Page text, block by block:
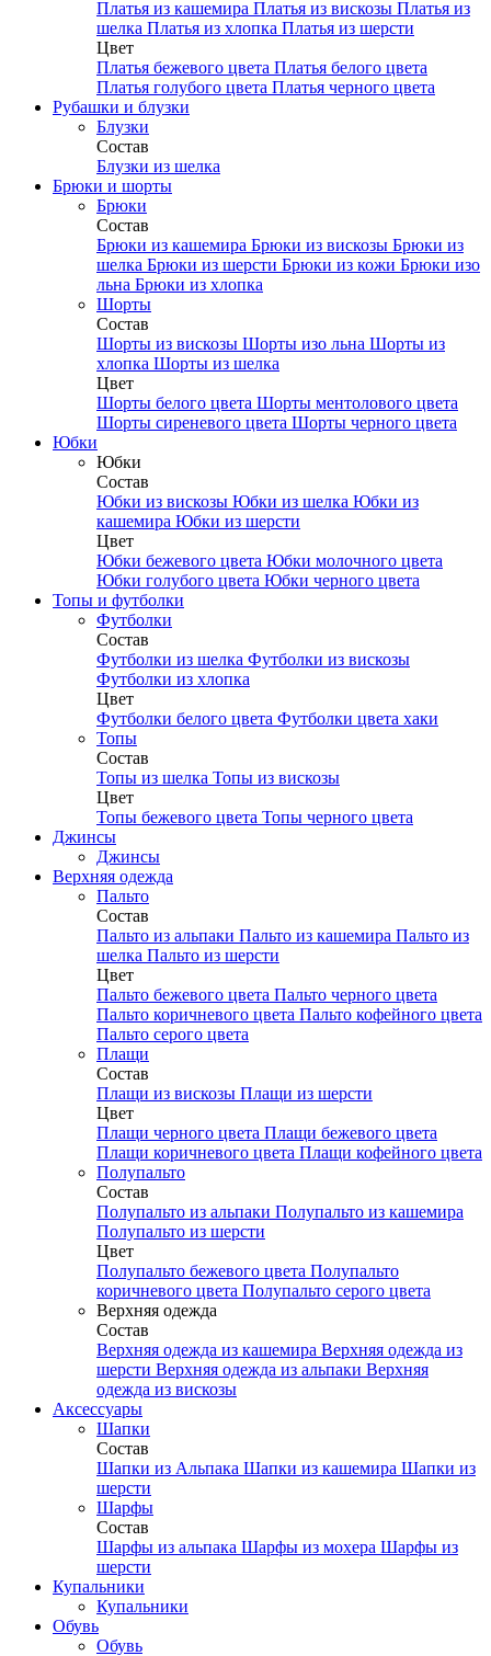
Платья из кашемира Платья из вискозы Платья из
шелка Платья из хлопка Платья из шерсти
Цвет
Платья бежевого цвета Платья белого цвета
Платья голубого цвета Платья черного цвета
Рубашки и блузки
Блузки
Состав
Блузки из шелка
Брюки и шорты
Брюки
Состав
Брюки из кашемира Брюки из вискозы Брюки из
шелка Брюки из шерсти Брюки из кожи Брюки изо
льна Брюки из хлопка
Шорты
Состав
Шорты из вискозы Шорты изо льна Шорты из
хлопка Шорты из шелка
Цвет
Шорты белого цвета Шорты ментолового цвета
Шорты сиреневого цвета Шорты черного цвета
Юбки
Юбки
Состав
Юбки из вискозы Юбки из шелка Юбки из
кашемира Юбки из шерсти
Цвет
Юбки бежевого цвета Юбки молочного цвета
Юбки голубого цвета Юбки черного цвета
Топы и футболки
Футболки
Состав
Футболки из шелка Футболки из вискозы
Футболки из хлопка
Цвет
Футболки белого цвета Футболки цвета хаки
Топы
Состав
Топы из шелка Топы из вискозы
Цвет
Топы бежевого цвета Топы черного цвета
Джинсы
Джинсы
Верхняя одежда
Пальто
Состав
Пальто из альпаки Пальто из кашемира Пальто из
шелка Пальто из шерсти
Цвет
Пальто бежевого цвета Пальто черного цвета
Пальто коричневого цвета Пальто кофейного цвета
Пальто серого цвета
Плащи
Состав
Плащи из вискозы Плащи из шерсти
Цвет
Плащи черного цвета Плащи бежевого цвета
Плащи коричневого цвета Плащи кофейного цвета
Полупальто
Состав
Полупальто из альпаки Полупальто из кашемира
Полупальто из шерсти
Цвет
Полупальто бежевого цвета Полупальто
коричневого цвета Полупальто серого цвета
Верхняя одежда
Состав
Верхняя одежда из кашемира Верхняя одежда из
шерсти Верхняя одежда из альпаки Верхняя
одежда из вискозы
Аксесcуары
Шапки
Состав
Шапки из Альпака Шапки из кашемира Шапки из
шерсти
Шарфы
Состав
Шарфы из альпака Шарфы из мохера Шарфы из
шерсти
Купальники
Купальники
Обувь
Обувь